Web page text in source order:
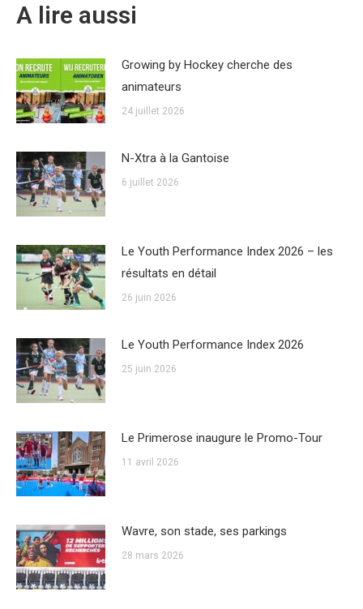
A lire aussi
Growing by Hockey cherche des
animateurs
24 juillet 2026
N-Xtra à la Gantoise
6 juillet 2026
Le Youth Performance Index 2026 – les
résultats en détail
26 juin 2026
Le Youth Performance Index 2026
25 juin 2026
Le Primerose inaugure le Promo-Tour
11 avril 2026
Wavre, son stade, ses parkings
28 mars 2026